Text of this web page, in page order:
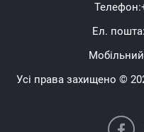
Телефон:
Ел. пошта:
Усі права захищено ©